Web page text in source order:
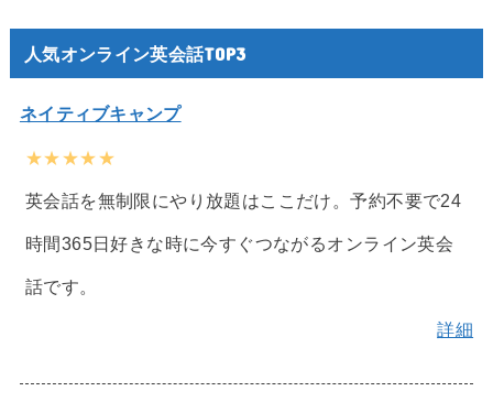
人気オンライン英会話TOP3
ネイティブキャンプ
★★★★★
英会話を無制限にやり放題はここだけ。予約不要で24
時間365日好きな時に今すぐつながるオンライン英会
話です。
詳細